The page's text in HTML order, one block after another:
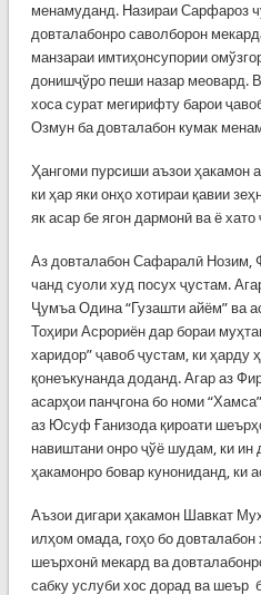
менамуданд. Назираи Сарфароз
довталабонро саволборон
манзараи имтиҳонсупории
донишҷўро пеши назар меовард.
хоса сурат мегирифту барои
Озмун ба довталабон кумак
Ҳангоми пурсиши аъзои ҳакамон
ки ҳар яки онҳо хотираи қавии
як асар бе ягон дармонӣ ва ё
Аз довталабон Сафаралӣ Нозим,
чанд суоли худ посух ҷустам.
Ҷумъа Одина “Гузашти айём” ва
Тоҳири Асрориён дар бораи
харидор” ҷавоб ҷустам, ки
қонеъкунанда доданд. Агар аз
асарҳои панҷгона бо номи
аз Юсуф Ғанизода қироати
навиштани онро ҷўё шудам, ки
ҳакамонро бовар кунониданд, ки
Аъзои дигари ҳакамон Шавкат
илҳом омада, гоҳо бо
шеърхонӣ мекард ва
сабку услуби хос дорад ва шеър